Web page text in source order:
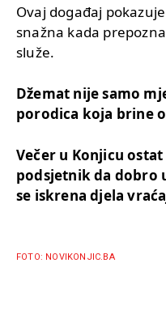
Ovaj događaj
snažna kada
služe.
Džemat nije samo
porodica koja brine
Večer u Konjicu
podsjetnik da dobro
se iskrena djela
FOTO: NOVIKONJIC.BA